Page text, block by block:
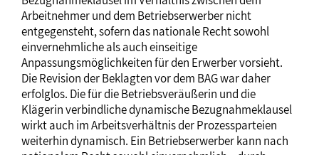
Arbeitnehmer und dem Betriebserwerber nicht
entgegensteht, sofern das nationale Recht sowohl
einvernehmliche als auch einseitige
Anpassungsmöglichkeiten für den Erwerber vorsieht.
Die Revision der Beklagten vor dem BAG war daher
erfolglos. Die für die Betriebsveräußerin und die
Klägerin verbindliche dynamische Bezugnahmeklausel
wirkt auch im Arbeitsverhältnis der Prozessparteien
weiterhin dynamisch. Ein Betriebserwerber kann nach